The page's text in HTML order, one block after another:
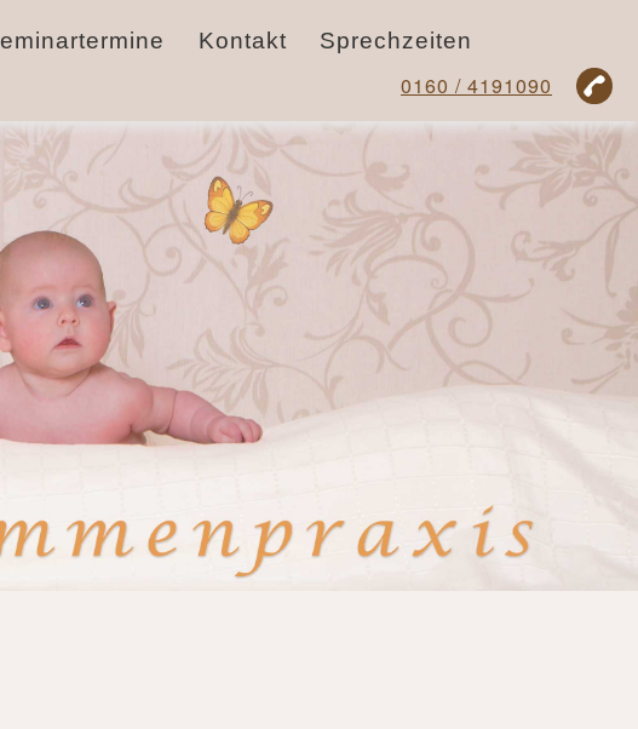
Kontakt Sprechzeiten
0160 / 4191090